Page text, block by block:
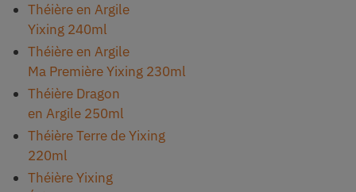
Théière en Argile
Yixing 240ml
Théière en Argile
Ma Première Yixing 230ml
Théière Dragon
en Argile 250ml
Théière Terre de Yixing
220ml
Théière Yixing